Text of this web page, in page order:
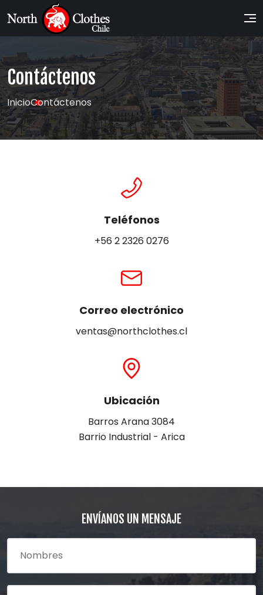
Contáctenos
InicioContáctenos
Teléfonos
+56 2 2326 0276
Correo electrónico
ventas@northclothes.cl
Ubicación
Barros Arana 3084
Barrio Industrial - Arica
ENVÍANOS UN MENSAJE